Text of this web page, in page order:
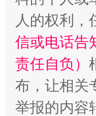
人的权利，
信或电话告
责任自负）
布，让相关
举报的内容